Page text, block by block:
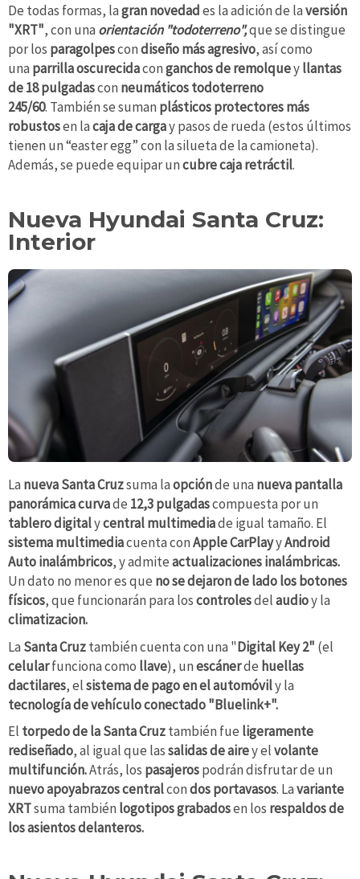
De todas formas, lagran novedades la adición de laversión
"XRT", con una orientación "todoterreno",que se distingue
por los paragolpescondiseño más agresivo, así como
una parrilla oscurecidaconganchos de remolqueyllantas
de 18pulgadascon neumáticos todoterreno
245/60. También se suman plásticos protectoresmás
robustosen lacaja de cargay pasos de rueda (estos últimos
tienen un “easter egg” con la silueta de la camioneta).
Además, se puede equipar uncubre caja retráctil.
Nueva Hyundai Santa Cruz:
Interior
La nueva Santa Cruzsuma laopciónde una nueva pantalla
panorámica curvade 12,3 pulgadascompuesta por un
tablero digitalycentral multimediade igual tamaño. El
sistema multimediacuenta conApple CarPlayyAndroid
Auto inalámbricos, y admiteactualizaciones inalámbricas.
Un dato no menor es que no se dejaron de lado los botones
físicos, que funcionarán para loscontrolesdelaudioy la
climatizacion.
La Santa Cruztambién cuenta con una "Digital Key 2" (el
celularfunciona como llave), unescánerde huellas
dactilares, elsistema de pago en el automóvily la
tecnología de vehículo conectado "Bluelink+".
El torpedo de la Santa Cruztambién fue ligeramente
rediseñado, al igual que lassalidasde airey elvolante
multifunción.Atrás, los pasajerospodrán disfrutar de un
nuevo apoyabrazos centralcondos portavasos. Lavariante
XRTsuma también logotipos grabadosen los respaldos de
los asientos delanteros.